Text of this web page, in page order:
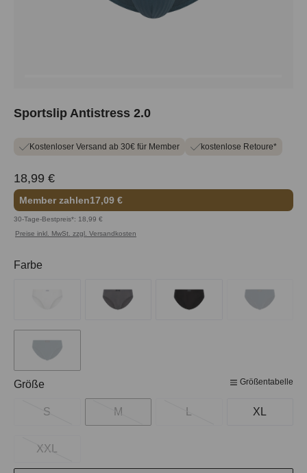
Sportslip Antistress 2.0
Kostenloser Versand ab 30€ für Member kostenlose Retoure*
18,99 €
Member zahlen17,09 €
30-Tage-Bestpreis*: 18,99 €
Preise inkl. MwSt. zzgl. Versandkosten
Farbe
Größe Größentabelle
S M XL
XXL